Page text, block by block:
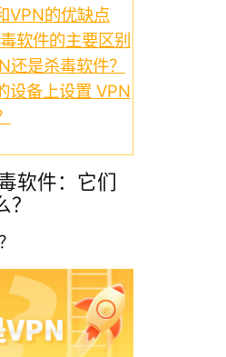
VPN的优缺点
软件的主要区别
还是杀毒软件？
设备上设置 VPN
软件：它们